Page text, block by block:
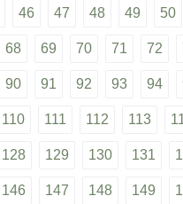
46 47 48 49 50
68 69 70 71 72
90 91 92 93 94
110 111 112 113
128 129 130 131
146 147 148 149